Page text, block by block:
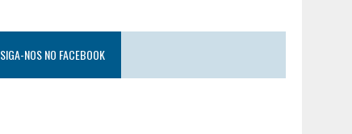
SIGA-NOS NO FACEBOOK